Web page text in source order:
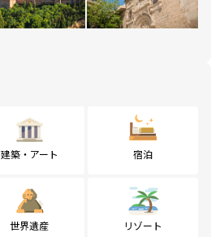
建築・アート 宿泊
世界遺産 リゾート